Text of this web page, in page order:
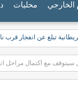
الخارجي محليات
تبلغ عن انفجار
سيتوقف مع اكتمال مراحل